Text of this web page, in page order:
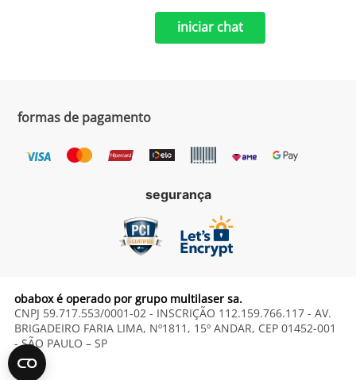
iniciar chat
formas de pagamento
segurança
obabox é operado por grupo multilaser sa.
CNPJ 59.717.553/0001-02 - INSCRIÇÃO 112.159.766.117 - AV.
BRIGADEIRO FARIA LIMA, Nº1811, 15º ANDAR, CEP 01452-001
- SÃO PAULO – SP